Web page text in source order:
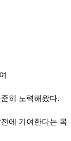
히 노력해왔다.
에 기여한다는 목